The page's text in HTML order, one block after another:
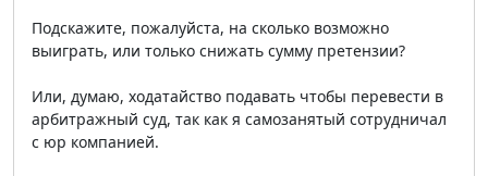
Подскажите, пожалуйста, на сколько возможно
выиграть, или только снижать сумму претензии?
Или, думаю, ходатайство подавать чтобы перевести в
арбитражный суд, так как я самозанятый сотрудничал
с юр компанией.